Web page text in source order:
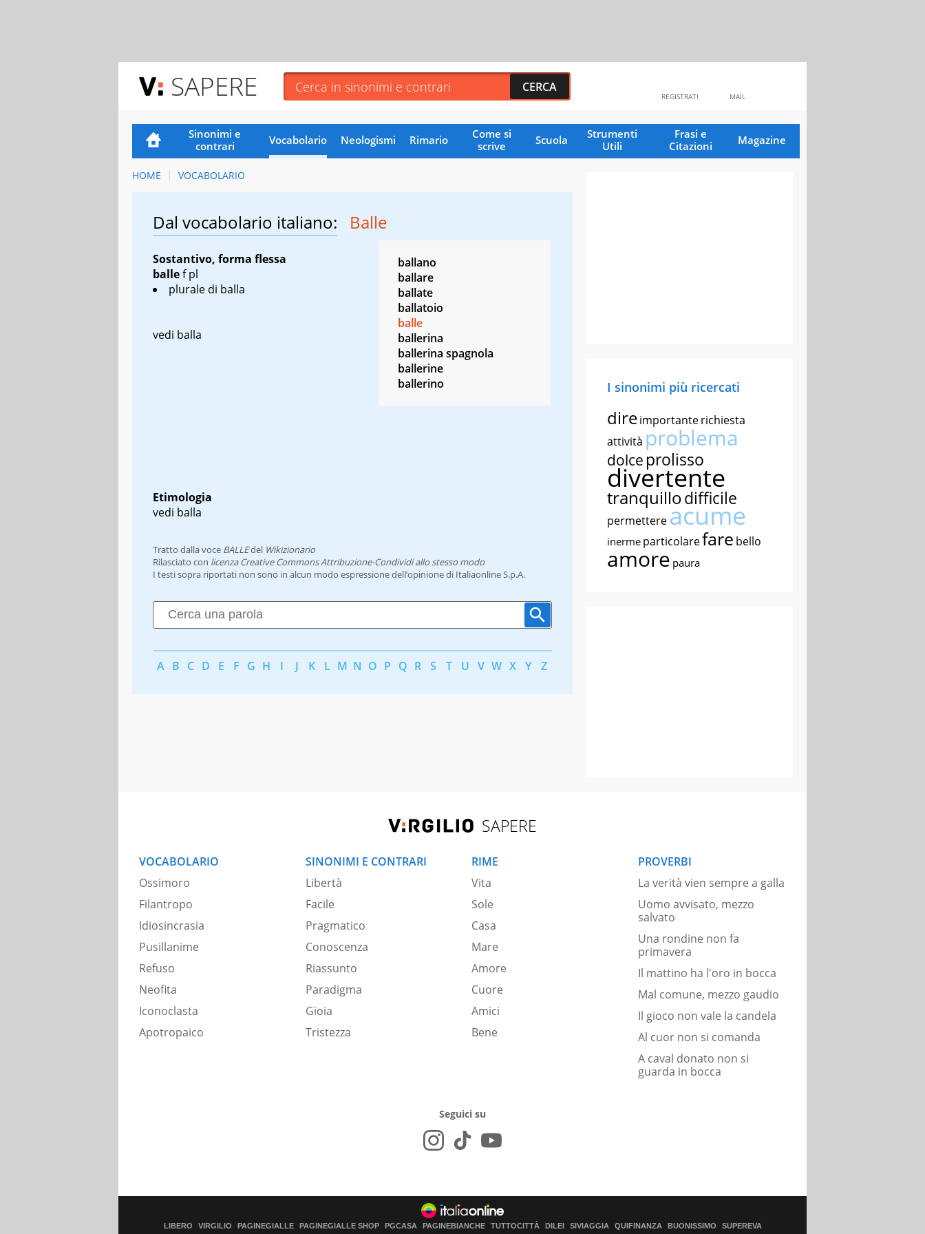
SAPERE MAIL
REGISTRATI
Sinonimi e
contrari
Vocabolario Neologismi Rimario
Come si
scrive
Scuola
Strumenti
Utili
Frasi e
Citazioni
Magazine
HOME VOCABOLARIO
Dal vocabolario italiano: Balle
Sostantivo, forma flessa
ballef pl
plurale di balla
vedi balla
Etimologia
vedi balla
ballano
ballare
ballate
ballatoio
balle
ballerina
ballerina spagnola
ballerine
ballerino
Tratto dalla voce BALLEdel Wikizionario
Rilasciato con licenza Creative Commons Attribuzione-Condividi allo stesso modo
I testi sopra riportati non sono in alcun modo espressione dell’opinione di Italiaonline S.p.A.
A B C D E F G H I J K L M N O P Q R S T U V W X Y Z
I sinonimi più ricercati
direimportanterichiesta
attività problema
dolce prolisso
divertente
tranquillodifficile
permettereacume
inerme particolarefare bello
amore paura
SAPERE
VOCABOLARIO
Ossimoro
Filantropo
Idiosincrasia
Pusillanime
Refuso
Neofita
Iconoclasta
Apotropaico
SINONIMI E CONTRARI
Libertà
Facile
Pragmatico
Conoscenza
Riassunto
Paradigma
Gioia
Tristezza
RIME
Vita
Sole
Casa
Mare
Amore
Cuore
Amici
Bene
PROVERBI
La verità vien sempre a galla
Uomo avvisato, mezzo
salvato
Una rondine non fa
primavera
Il mattino ha l'oro in bocca
Mal comune, mezzo gaudio
Il gioco non vale la candela
Al cuor non si comanda
A caval donato non si
guarda in bocca
Seguici su
LIBERO VIRGILIO PAGINEGIALLE PAGINEGIALLE SHOP PGCASA PAGINEBIANCHE TUTTOCITTÀ DILEI SIVIAGGIA QUIFINANZA BUONISSIMO SUPEREVA